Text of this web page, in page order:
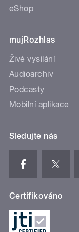
eShop
mujRozhlas
Živé vysílání
Audioarchiv
Podcasty
Mobilní aplikace
Sledujte nás
Certifikováno